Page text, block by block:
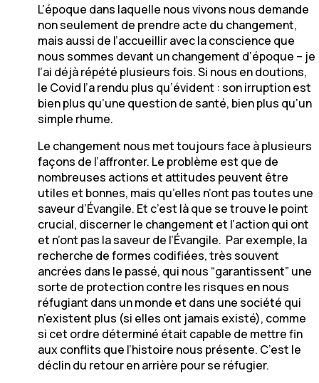
L’époque dans laquelle nous vivons nous demande
non seulement de prendre acte du changement,
mais aussi de l’accueillir avec la conscience que
nous sommes devant un changement d’époque – je
l’ai déjà répété plusieurs fois. Si nous en doutions,
le Covid l’a rendu plus qu’évident : son irruption est
bien plus qu’une question de santé, bien plus qu’un
simple rhume.
Le changement nous met toujours face à plusieurs
façons de l’affronter. Le problème est que de
nombreuses actions et attitudes peuvent être
utiles et bonnes, mais qu’elles n’ont pas toutes une
saveur d’Évangile. Et c’est là que se trouve le point
crucial, discerner le changement et l’action qui ont
et n’ont pas la saveur de l’Évangile. Par exemple, la
recherche de formes codifiées, très souvent
ancrées dans le passé, qui nous “garantissent” une
sorte de protection contre les risques en nous
réfugiant dans un monde et dans une société qui
n’existent plus (si elles ont jamais existé), comme
si cet ordre déterminé était capable de mettre fin
aux conflits que l’histoire nous présente. C’est le
déclin du retour en arrière pour se réfugier.